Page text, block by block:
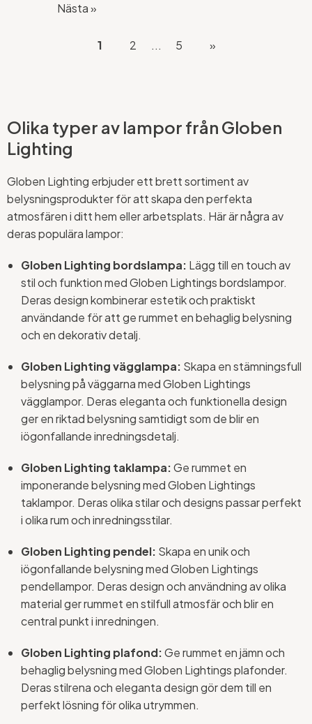
Nästa »
1 2 ... 5 »
Olika typer av lampor från Globen
Lighting
Globen Lighting erbjuder ett brett sortiment av
belysningsprodukter för att skapa den perfekta
atmosfären i ditt hem eller arbetsplats. Här är några av
deras populära lampor:
Globen Lighting bordslampa: Lägg till en touch av
stil och funktion med Globen Lightings bordslampor.
Deras design kombinerar estetik och praktiskt
användande för att ge rummet en behaglig belysning
och en dekorativ detalj.
Globen Lighting vägglampa: Skapa en stämningsfull
belysning på väggarna med Globen Lightings
vägglampor. Deras eleganta och funktionella design
ger en riktad belysning samtidigt som de blir en
iögonfallande inredningsdetalj.
Globen Lighting taklampa:Ge rummet en
imponerande belysning med Globen Lightings
taklampor. Deras olika stilar och designs passar perfekt
i olika rum och inredningsstilar.
Globen Lighting pendel: Skapa en unik och
iögonfallande belysning med Globen Lightings
pendellampor. Deras design och användning av olika
material ger rummet en stilfull atmosfär och blir en
central punkt i inredningen.
Globen Lighting plafond:Ge rummet en jämn och
behaglig belysning med Globen Lightings plafonder.
Deras stilrena och eleganta design gör dem till en
perfekt lösning för olika utrymmen.